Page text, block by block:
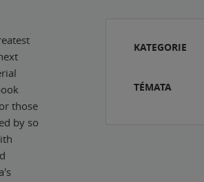
those
by so
KATEGORIE
TÉMATA